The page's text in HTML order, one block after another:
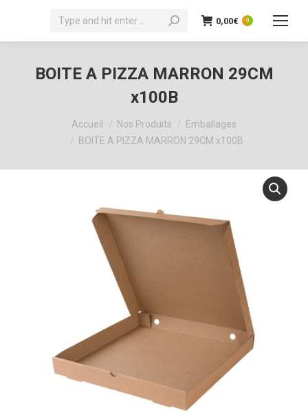
Recherche
0,00€ 0
BOITE A PIZZA MARRON 29CM
x100B
Vous êtes ici :Accueil Nos Produits
Emballages
BOITE A PIZZA MARRON 29CM x100B